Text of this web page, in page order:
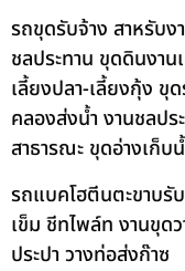
รถขุดรับจ้าง สาหรับง
ชลประทาน ขุดดินงา
เลี้ยงปลา-เลี้ยงกุ้ง ขุ
คลองส่งน้ำ งานชลป
สาธารณะ ขุดอ่างเก็บ
รถแบคโฮตีนตะขาบรั
เข็ม ชีทไพล์ท งานขุด
ประปา วางท่อส่งก๊าซ